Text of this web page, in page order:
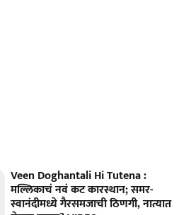
Veen Doghantali Hi Tutena :
मल्लिकाचं नवं कट कारस्थान; समर-
स्वानंदीमध्ये गैरसमजाची ठिणगी, नात्यात